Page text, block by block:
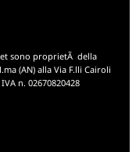
sono proprietÃ della
(AN) alla Via F.lli Cairoli
n. 02670820428